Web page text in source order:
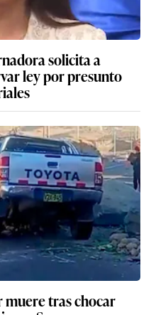
tras chocar
Sur
App
Play
Pueblo Libre. Copyright ©
reservados